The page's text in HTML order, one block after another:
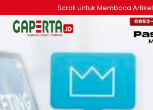
ke
konten
Scroll Untuk Membaca Artikel